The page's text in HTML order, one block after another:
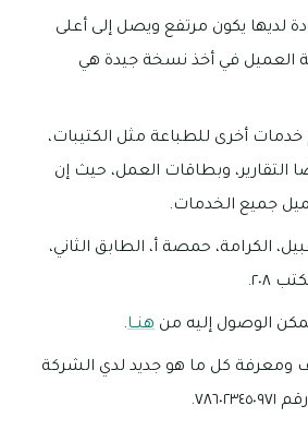
لديها يكون مرتفع ويصل إلى أعلى
العميل في أخذ نسخة جيدة هي
خدمات أخرى للطباعة مثل الكتيبات،
التقارير، وبطاقات العمل، حيث إن
جميع الخدمات.
الكرامة، حمصة أ، الطابق الثاني،
٢٠٨.
يمكن الوصول إليه من هنــا.
ومعرفة كل ما هو جديد لدي الشركة